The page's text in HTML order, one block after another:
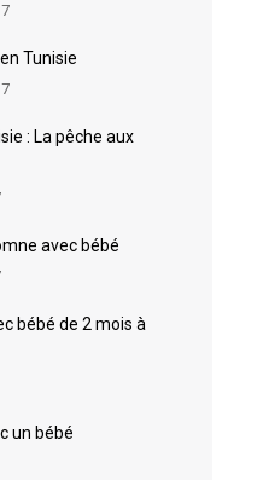
Tunisie
: La pêche aux
avec bébé
bébé de 2 mois à
un bébé